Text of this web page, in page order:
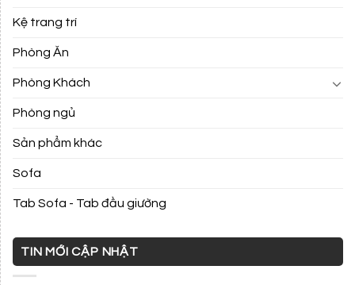
Kệ trang trí
Phòng Ăn
Phòng Khách
Phòng ngủ
Sản phẩm khác
Sofa
Tab Sofa - Tab đầu giường
TIN MỚI CẬP NHẬT